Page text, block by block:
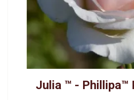
Julia ™ - Phillipa™